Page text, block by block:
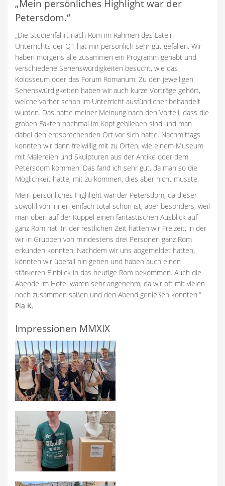
„Mein persönliches Highlight war der
Petersdom.“
„Die Studienfahrt nach Rom im Rahmen des Latein-
Unterrichts der Q1 hat mir persönlich sehr gut gefallen. Wir
haben morgens alle zusammen ein Programm gehabt und
verschiedene Sehenswürdigkeiten besucht, wie das
Kolosseum oder das Forum Romanum. Zu den jeweiligen
Sehenswürdigkeiten haben wir auch kurze Vorträge gehört,
welche vorher schon im Unterricht ausführlicher behandelt
wurden. Das hatte meiner Meinung nach den Vorteil, dass die
groben Fakten nochmal im Kopf geblieben sind und man
dabei den entsprechenden Ort vor sich hatte. Nachmittags
konnten wir dann freiwillig mit zu Orten, wie einem Museum
mit Malereien und Skulpturen aus der Antike oder dem
Petersdom kommen. Das fand ich sehr gut, da man so die
Möglichkeit hatte, mit zu kommen, dies aber nicht musste.
Mein persönliches Highlight war der Petersdom, da dieser
sowohl von innen einfach total schön ist, aber besonders, weil
man oben auf der Kuppel einen fantastischen Ausblick auf
ganz Rom hat. In der restlichen Zeit hatten wir Freizeit, in der
wir in Gruppen von mindestens drei Personen ganz Rom
erkunden konnten. Nachdem wir uns abgemeldet hatten,
könnten wir überall hin gehen und haben auch einen
stärkeren Einblick in das heutige Rom bekommen. Auch die
Abende im Hotel waren sehr angenehm, da wir oft mit vielen
noch zusammen saßen und den Abend genießen konnten.“
Pia K.
Impressionen MMXIX